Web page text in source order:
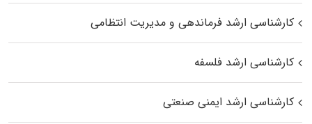
کارشناسی ارشد فرماندهی و مدیریت انتظامی
کارشناسی ارشد فلسفه
کارشناسی ارشد ایمنی صنعتی